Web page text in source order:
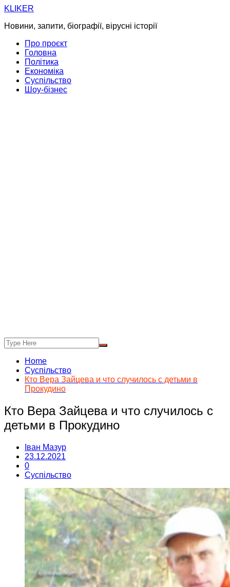
Skip
content
KLIKER
Новини, запити, біографії, вірусні історії
Про проєкт
Головна
Політика
Економіка
Суспільство
Шоу-бізнес
Home
Суспільство
Кто Вера Зайцева и что случилось с детьми в
Прокудино
Кто Вера Зайцева и что случилось с
детьми в Прокудино
Іван Мазур
23.12.2021
0
Суспільство